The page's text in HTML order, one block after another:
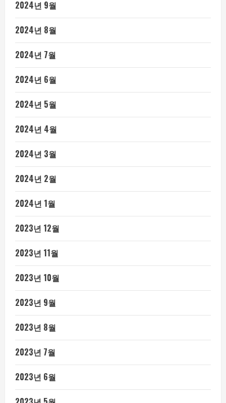
2024년 9월
2024년 8월
2024년 7월
2024년 6월
2024년 5월
2024년 4월
2024년 3월
2024년 2월
2024년 1월
2023년 12월
2023년 11월
2023년 10월
2023년 9월
2023년 8월
2023년 7월
2023년 6월